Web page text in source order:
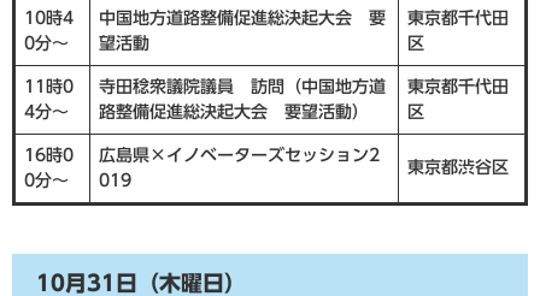
10時4
0分～
中国地方道路整備促進総決起大会 要
望活動
東京都千代田
区
11時0
4分～
寺田稔衆議院議員 訪問（中国地方道
路整備促進総決起大会 要望活動）
東京都千代田
区
16時0
0分～
広島県×イノベーターズセッション2
019
東京都渋谷区
10月31日（木曜日）